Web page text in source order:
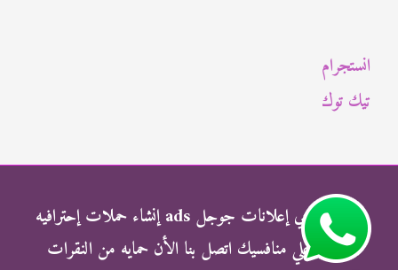
:انستجرام
تيك توك
شركة الناجي إعلانات جوجل ads إنشاء حملات إحترافيه
وتفوق علي منافسيك اتصل بنا الأن حمايه من النقرات